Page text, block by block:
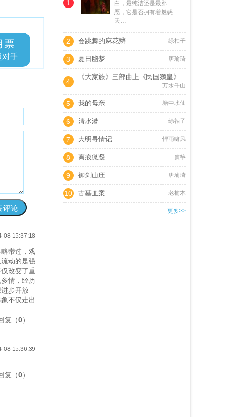
票
对手
08 15:37:18
带过，戏
动的是强
改变了重
情，经历
步开放，
不仅走出
（0）
08 15:36:39
（0）
1
白，最纯洁还是最邪
恶，它是否拥有着魅惑
天…
2 会跳舞的麻花辫 绿柚子
3 夏日幽梦 唐瑜琦
4
《大家族》三部曲上《民国鹅皇》
万水千山
5 我的母亲 塘中水仙
6 清水港 绿袖子
7 大明寻情记 悍雨啸风
8 离痕微凝 虞筝
9 御剑山庄 唐瑜琦
10 古墓血案 老榆木
更多>>